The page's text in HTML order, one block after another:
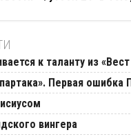
к таланту из
Первая ошибка
вингера